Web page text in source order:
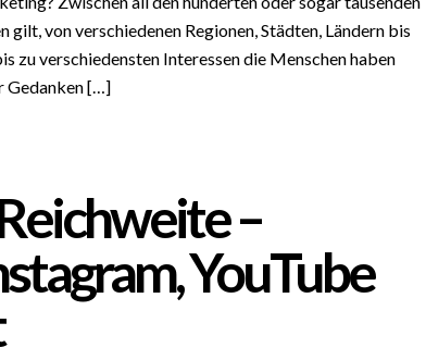
von verschiedenen Regionen, Städten, Ländern bis
zu verschiedensten Interessen die Menschen haben
Gedanken […]
–
YouTube